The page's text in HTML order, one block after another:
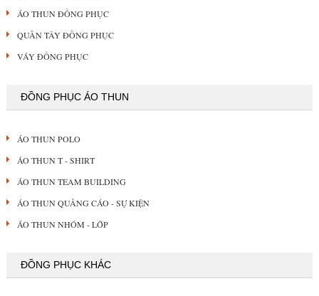
ÁO THUN ĐỒNG PHỤC
QUẦN TÂY ĐỒNG PHỤC
VÁY ĐỒNG PHỤC
ĐỒNG PHỤC ÁO THUN
ÁO THUN POLO
ÁO THUN T - SHIRT
ÁO THUN TEAM BUILDING
ÁO THUN QUẢNG CÁO - SỰ KIỆN
ÁO THUN NHÓM - LỚP
ĐỒNG PHỤC KHÁC